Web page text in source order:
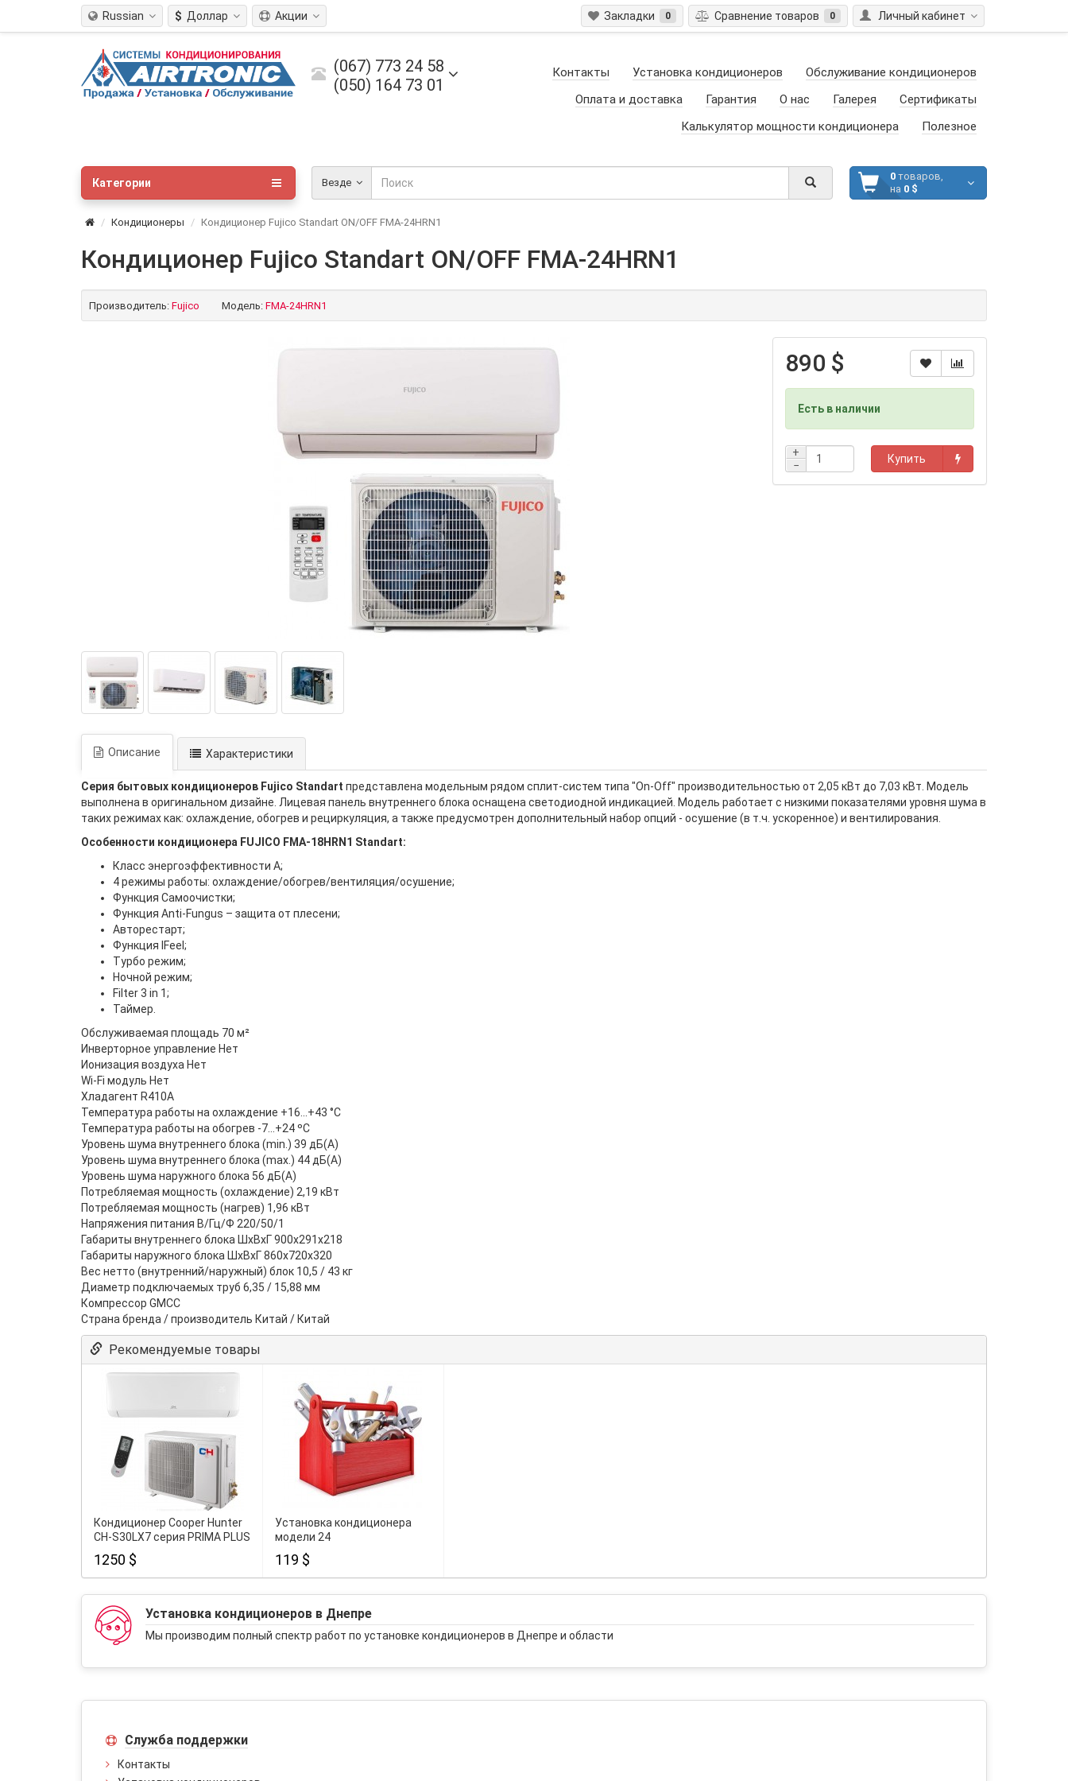
Russian $ Доллар Личный кабинет
Акции Закладки 0 Сравнение товаров 0
(067) 773 24 58
(050) 164 73 01
Контакты Установка кондиционеров
Обслуживание кондиционеров
Оплата и доставка
Гарантия О нас Галерея
Сертификаты
Калькулятор мощности кондиционера
Полезное
Везде
0товаров,
на 0 $
Категории
Кондиционеры Кондиционер Fujico Standart ON/OFF FMA-24HRN1
Кондиционер Fujico Standart ON/OFF FMA-24HRN1
Производитель: Fujico Модель: FMA-24HRN1
890 $
Есть в наличии
+
−
Купить
Описание Характеристики
Серия бытовых кондиционеров Fujico Standart представлена модельным рядом сплит-систем типа "On-Off" производительностью от 2,05 кВт до 7,03 кВт. Модель
выполнена в оригинальном дизайне. Лицевая панель внутреннего блока оснащена светодиодной индикацией. Модель работает с низкими показателями уровня шума в
таких режимах как: охлаждение, обогрев и рециркуляция, а также предусмотрен дополнительный набор опций - осушение (в т.ч. ускоренное) и вентилирования.
Особенности кондиционера FUJICO FMA-18HRN1 Standart:
Класс энергоэффективности А;
4 режимы работы: охлаждение/обогрев/вентиляция/осушение;
Функция Самоочистки;
Функция Anti-Fungus – защита от плесени;
Авторестарт;
Функция IFeel;
Турбо режим;
Ночной режим;
Filter 3 in 1;
Таймер.
Обслуживаемая площадь 70 м²
Инверторное управление Нет
Ионизация воздуха Нет
Wi-Fi модуль Нет
Хладагент R410A
Температура работы на охлаждение +16...+43 °С
Температура работы на обогрев -7...+24 ºС
Уровень шума внутреннего блока (min.) 39 дБ(А)
Уровень шума внутреннего блока (max.) 44 дБ(А)
Уровень шума наружного блока 56 дБ(А)
Потребляемая мощность (охлаждение) 2,19 кВт
Потребляемая мощность (нагрев) 1,96 кВт
Напряжения питания В/Гц/Ф 220/50/1
Габариты внутреннего блока ШхВхГ 900х291х218
Габариты наружного блока ШхВхГ 860х720х320
Вес нетто (внутренний/наружный) блок 10,5 / 43 кг
Диаметр подключаемых труб 6,35 / 15,88 мм
Компрессор GMCC
Страна бренда / производитель Китай / Китай
Рекомендуемые товары
Кондиционер Cooper Hunter
CH-S30LX7 серия PRIMA PLUS
1250 $
Установка кондиционера
модели 24
119 $
Установка кондиционеров в Днепре
Мы производим полный спектр работ по установке кондиционеров в Днепре и области
Служба поддержки
Контакты